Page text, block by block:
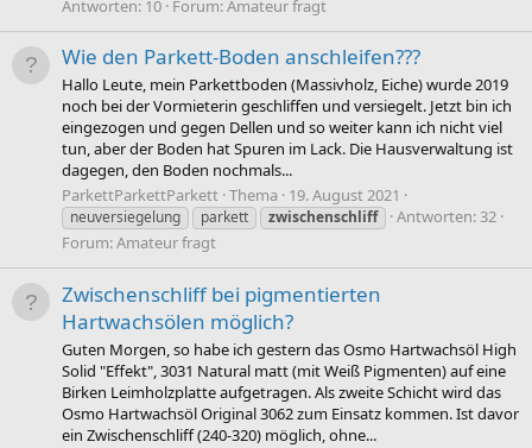
Antworten: 10 Forum:Amateur fragt
Wie den Parkett-Boden anschleifen???
Hallo Leute, mein Parkettboden (Massivholz, Eiche) wurde 2019
noch bei der Vormieterin geschliffen und versiegelt. Jetzt bin ich
eingezogen und gegen Dellen und so weiter kann ich nicht viel
tun, aber der Boden hat Spuren im Lack. Die Hausverwaltung ist
dagegen, den Boden nochmals...
ParkettParkettParkett Thema 19. August 2021
neuversiegelung parkett zwischenschliff
Antworten: 32
Forum:Amateur fragt
Zwischenschliff bei pigmentierten
Hartwachsölen möglich?
Guten Morgen, so habe ich gestern das Osmo Hartwachsöl High
Solid "Effekt", 3031 Natural matt (mit Weiß Pigmenten) auf eine
Birken Leimholzplatte aufgetragen. Als zweite Schicht wird das
Osmo Hartwachsöl Original 3062 zum Einsatz kommen. Ist davor
ein Zwischenschliff (240-320) möglich, ohne...